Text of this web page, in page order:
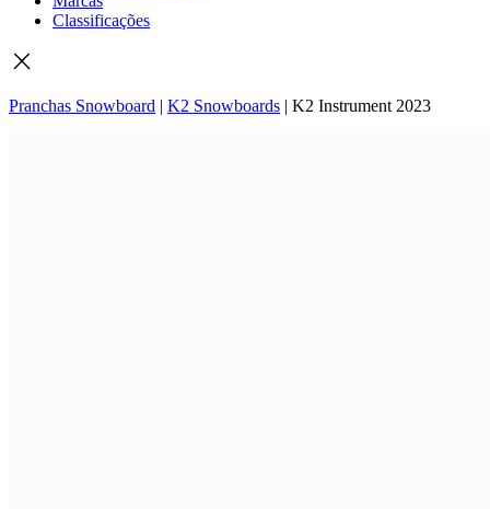
Classificações
Pranchas Snowboard | K2 Snowboards | K2 Instrument 2023